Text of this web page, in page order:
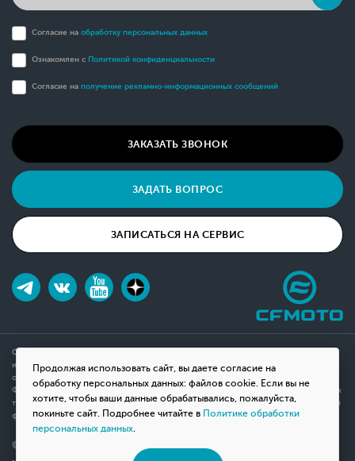
Продолжая использовать сайт, вы даете согласие на
обработку персональных данных: файлов cookie. Если вы не
хотите, чтобы ваши данные обрабатывались, пожалуйста,
покиньте сайт. Подробнее читайте в Политике обработки
персональных данных.
Согласие на обработку персональных данных
Ознакомлен с Политикой конфиденциальности
Согласие на получение рекламно-информационных сообщений
ЗАКАЗАТЬ ЗВОНОК
ЗАДАТЬ ВОПРОС
ЗАПИСАТЬСЯ НА СЕРВИС
Обращаем ваше внимание на то, что данный интернет-сайт носит исключительно
информационный характер и ни при каких условиях не является публичной офертой,
определяемой положениями Статьи 437(2) Гражданского кодекса Российской
Федерации. Для получения подробной информации о наличии и стоимости указанных
товаров, пожалуйста, обращайтесь к менеджерам компании с помощью специальной
формы связи на сайте или по телефону.
© 2026 Мотосалон «ВНЕ ДОРОГ»